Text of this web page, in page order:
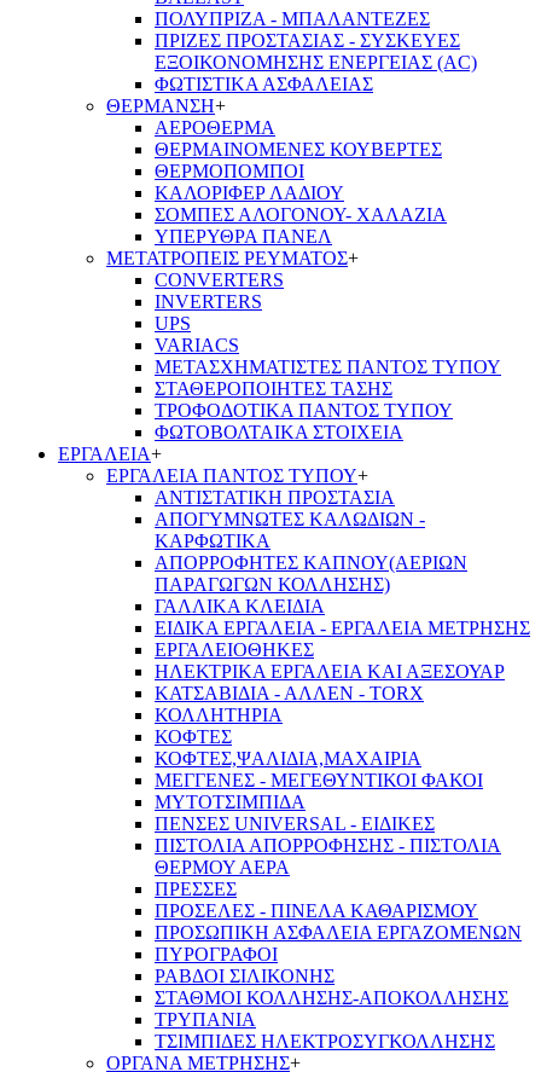
ΠΟΛΥΠΡΙΖΑ - ΜΠΑΛΑΝΤΕΖΕΣ
ΠΡΙΖΕΣ ΠΡΟΣΤΑΣΙΑΣ - ΣΥΣΚΕΥΕΣ
ΕΞΟΙΚΟΝΟΜΗΣΗΣ ΕΝΕΡΓΕΙΑΣ (AC)
ΦΩΤΙΣΤΙΚΑ ΑΣΦΑΛΕΙΑΣ
ΘΕΡΜΑΝΣΗ+
ΑΕΡΟΘΕΡΜΑ
ΘΕΡΜΑΙΝΟΜΕΝΕΣ ΚΟΥΒΕΡΤΕΣ
ΘΕΡΜΟΠΟΜΠΟΙ
ΚΑΛΟΡΙΦΕΡ ΛΑΔΙΟΥ
ΣΟΜΠΕΣ ΑΛΟΓΟΝΟΥ- ΧΑΛΑΖΙΑ
ΥΠΕΡΥΘΡΑ ΠΑΝΕΛ
ΜΕΤΑΤΡΟΠΕΙΣ ΡΕΥΜΑΤΟΣ+
CONVERTERS
INVERTERS
UPS
VARIACS
ΜΕΤΑΣΧΗΜΑΤΙΣΤΕΣ ΠΑΝΤΟΣ ΤΥΠΟΥ
ΣΤΑΘΕΡΟΠΟΙΗΤΕΣ ΤΑΣΗΣ
ΤΡΟΦΟΔΟΤΙΚΑ ΠΑΝΤΟΣ ΤΥΠΟΥ
ΦΩΤΟΒΟΛΤΑΙΚΑ ΣΤΟΙΧΕΙΑ
ΕΡΓΑΛΕΙΑ+
ΕΡΓΑΛΕΙΑ ΠΑΝΤΟΣ ΤΥΠΟΥ+
ΑΝΤΙΣΤΑΤΙΚΗ ΠΡΟΣΤΑΣΙΑ
ΑΠΟΓΥΜΝΩΤΕΣ ΚΑΛΩΔΙΩΝ -
ΚΑΡΦΩΤΙΚΑ
ΑΠΟΡΡΟΦΗΤΕΣ ΚΑΠΝΟΥ(ΑΕΡΙΩΝ
ΠΑΡΑΓΩΓΩΝ ΚΟΛΛΗΣΗΣ)
ΓΑΛΛΙΚΑ ΚΛΕΙΔΙΑ
ΕΙΔΙΚΑ ΕΡΓΑΛΕΙΑ - ΕΡΓΑΛΕΙΑ ΜΕΤΡΗΣΗΣ
ΕΡΓΑΛΕΙΟΘΗΚΕΣ
ΗΛΕΚΤΡΙΚΑ ΕΡΓΑΛΕΙΑ ΚΑΙ ΑΞΕΣΟΥΑΡ
ΚΑΤΣΑΒΙΔΙΑ - ΑΛΛΕΝ - TORX
ΚΟΛΛΗΤΗΡΙΑ
ΚΟΦΤΕΣ
ΚΟΦΤΕΣ,ΨΑΛΙΔΙΑ,ΜΑΧΑΙΡΙΑ
ΜΕΓΓΕΝΕΣ - ΜΕΓΕΘΥΝΤΙΚΟΙ ΦΑΚΟΙ
ΜΥΤΟΤΣΙΜΠΙΔΑ
ΠΕΝΣΕΣ UNIVERSAL - ΕΙΔΙΚΕΣ
ΠΙΣΤΟΛΙΑ ΑΠΟΡΡΟΦΗΣΗΣ - ΠΙΣΤΟΛΙΑ
ΘΕΡΜΟΥ ΑΕΡΑ
ΠΡΕΣΣΕΣ
ΠΡΟΣΕΛΕΣ - ΠΙΝΕΛΑ ΚΑΘΑΡΙΣΜΟΥ
ΠΡΟΣΩΠΙΚΗ ΑΣΦΑΛΕΙΑ ΕΡΓΑΖΟΜΕΝΩΝ
ΠΥΡΟΓΡΑΦΟΙ
ΡΑΒΔΟΙ ΣΙΛΙΚΟΝΗΣ
ΣΤΑΘΜΟΙ ΚΟΛΛΗΣΗΣ-ΑΠΟΚΟΛΛΗΣΗΣ
ΤΡΥΠΑΝΙΑ
ΤΣΙΜΠΙΔΕΣ ΗΛΕΚΤΡΟΣΥΓΚΟΛΛΗΣΗΣ
ΟΡΓΑΝΑ ΜΕΤΡΗΣΗΣ+